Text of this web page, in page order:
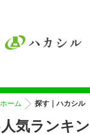
ホーム 探す｜ハカシル
気ランキン